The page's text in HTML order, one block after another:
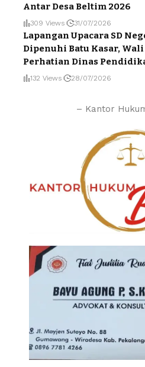
Antar Desa Beltim 2026
309 Views 31/07/2026
Lapangan Upacara SD
Dipenuhi Batu Kasar,
Perhatian Dinas
132 Views 28/07/2026
– Kantor